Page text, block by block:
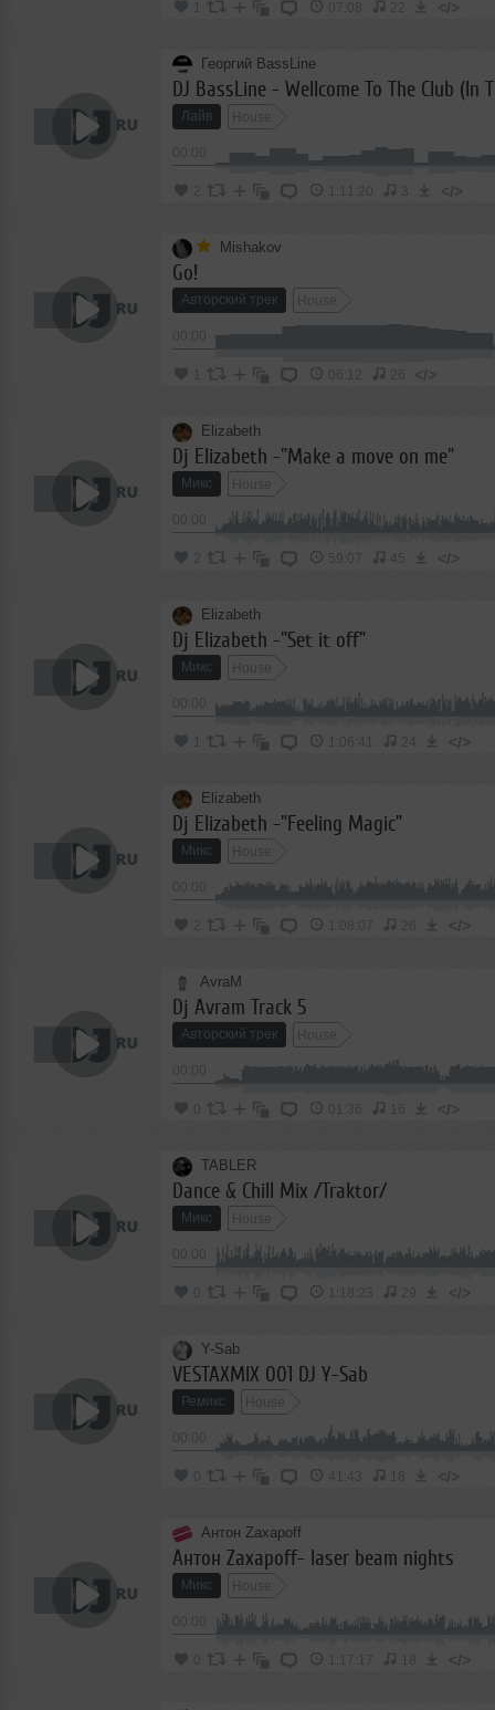
07:08 22 </>
Георгий BassLine
DJ BassLine - Wellcome To The Club (In
Лайв House
2 1:11:20 3 </>
Mishakov
Go!
Авторский трек House
06:12 26 </>
Elizabeth
Dj Elizabeth -"Make a move on me"
Микс House
2 59:07 45 </>
Elizabeth
Dj Elizabeth -"Set it off"
Микс House
1:06:41 24 </>
Elizabeth
Dj Elizabeth -"Feeling Magic"
Микс House
2 1:08:07 26 </>
AvraM
Dj Avram Track 5
Авторский трек House
01:36 16 </>
TABLER
Dance & Chill Mix /Traktor/
Микс House
1:18:23 29 </>
Y-Sab
VESTAXMIX 001 DJ Y-Sab
Ремикс House
41:43 </>
Антон Zaxapoff
Антон Zaxapoff- laser beam nights
Микс House
1:17:17 </>